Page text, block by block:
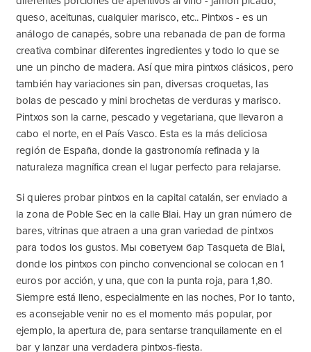
queso, aceitunas, cualquier marisco, etc.. Pintxos - es un
análogo de canapés, sobre una rebanada de pan de forma
creativa combinar diferentes ingredientes y todo lo que se
une un pincho de madera. Así que mira pintxos clásicos, pero
también hay variaciones sin pan, diversas croquetas, las
bolas de pescado y mini brochetas de verduras y marisco.
Pintxos son la carne, pescado y vegetariana, que llevaron a
cabo el norte, en el País Vasco. Esta es la más deliciosa
región de España, donde la gastronomía refinada y la
naturaleza magnífica crean el lugar perfecto para relajarse.
Si quieres probar pintxos en la capital catalán, ser enviado a
la zona de Poble Sec en la calle Blai. Hay un gran número de
bares, vitrinas que atraen a una gran variedad de pintxos
para todos los gustos. Мы советуем бар Tasqueta de Blai,
donde los pintxos con pincho convencional se colocan en 1
euros por acción, y una, que con la punta roja, para 1,80.
Siempre está lleno, especialmente en las noches, Por lo tanto,
es aconsejable venir no es el momento más popular, por
ejemplo, la apertura de, para sentarse tranquilamente en el
bar y lanzar una verdadera pintxos-fiesta.